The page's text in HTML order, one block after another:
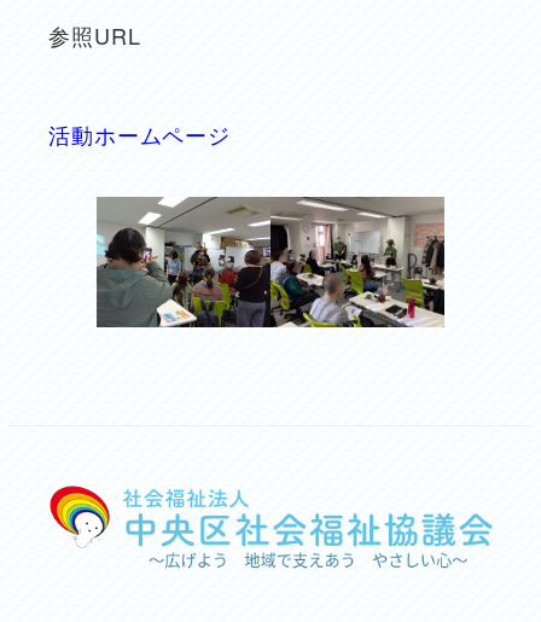
参照URL
活動ホームページ